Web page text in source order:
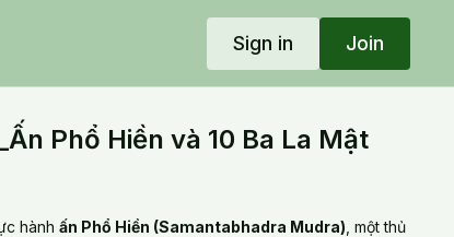
Sign in Join
Phổ Hiền và 10 Ba La Mật
hànhấn Phổ Hiền (Samantabhadra Mudra) , một thủ